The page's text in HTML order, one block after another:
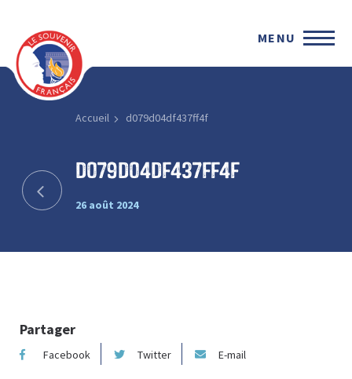
MENU
Accueil d079d04df437ff4f
d079d04df437ff4f
26 août 2024
Partager
Facebook Twitter E-mail